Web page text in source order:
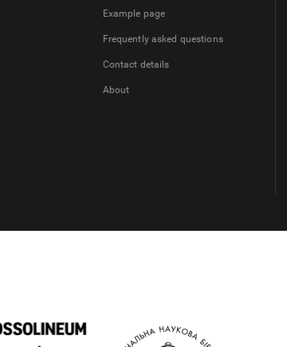
Example page
Frequently asked questions
Contact details
About